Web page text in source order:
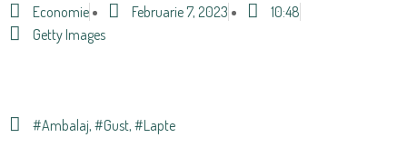
Economie Februarie 7, 2023
10:48
Getty Images
#ambalaj, #gust, #lapte